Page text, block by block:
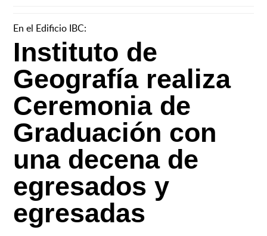
En el Edificio IBC:
Instituto de
Geografía realiza
Ceremonia de
Graduación con
una decena de
egresados y
egresadas